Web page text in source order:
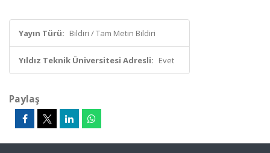
Yayın Türü: Bildiri / Tam Metin Bildiri
Yıldız Teknik Üniversitesi Adresli: Evet
Paylaş